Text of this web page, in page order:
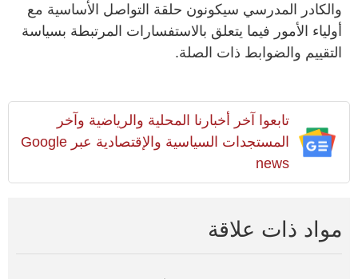
والكادر المدرسي سيكونون حلقة التواصل الأساسية مع
أولياء الأمور فيما يتعلق بالاستفسارات المرتبطة بسياسة
التقييم والضوابط ذات الصلة.
تابعوا آخر أخبارنا المحلية والرياضية وآخر
المستجدات السياسية والإقتصادية عبر Google
news
مواد ذات علاقة